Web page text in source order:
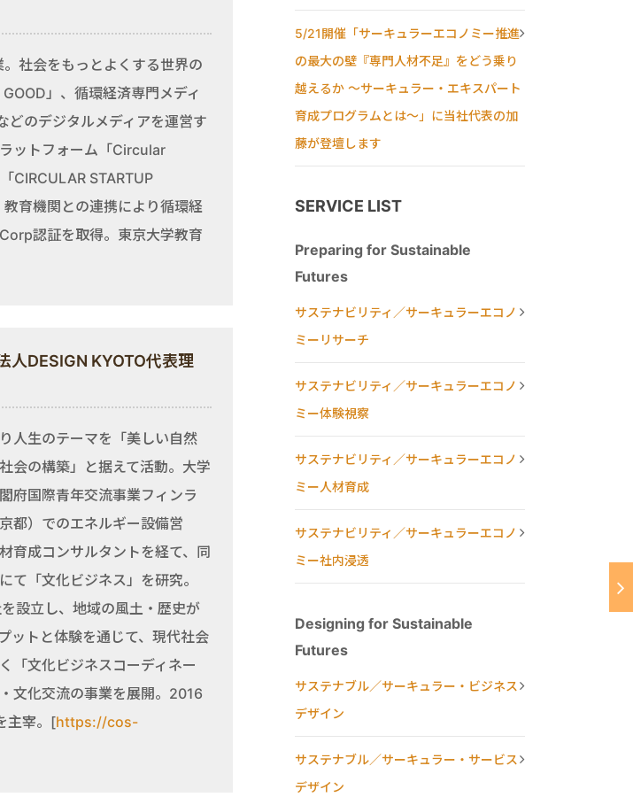
社会をもっとよくする世界の
」、循環経済専門メディ
のデジタルメディアを運営す
ットフォーム「Circular
CIRCULAR STARTUP
育機関との連携により循環経
認証を取得。東京大学教育
人DESIGN KYOTO代表理
人生のテーマを「美しい自然
会の構築」と据えて活動。大学
府国際青年交流事業フィンラ
都）でのエネルギー設備営
育成コンサルタントを経て、同
て「文化ビジネス」を研究。
設立し、地域の風土・歴史が
ットと体験を通じて、現代社会
「文化ビジネスコーディネー
文化交流の事業を展開。2016
主宰。[https://cos-
5/21開催「サーキュラーエコノミー推進
の最大の壁『専門人材不足』をどう乗り
越えるか ～サーキュラー・エキスパート
育成プログラムとは～」に当社代表の加
藤が登壇します
SERVICE LIST
Preparing for Sustainable
Futures
サステナビリティ／サーキュラーエコノ
ミーリサーチ
サステナビリティ／サーキュラーエコノ
ミー体験視察
サステナビリティ／サーキュラーエコノ
ミー人材育成
サステナビリティ／サーキュラーエコノ
ミー社内浸透
Designing for Sustainable
Futures
サステナブル／サーキュラー・ビジネス
デザイン
サステナブル／サーキュラー・サービス
デザイン